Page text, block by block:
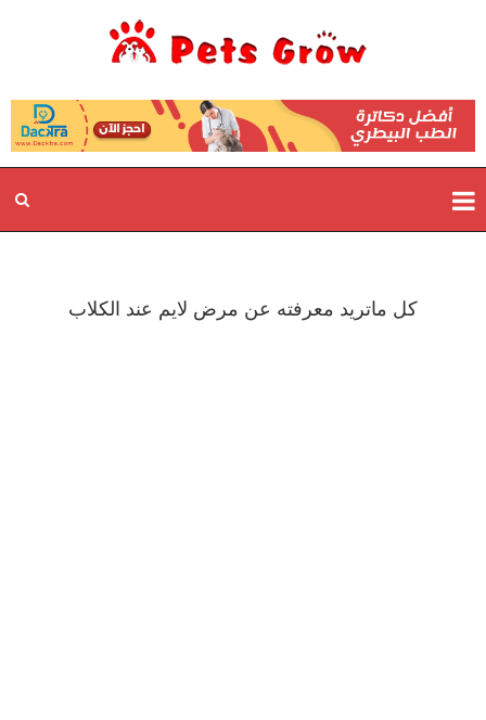
كل ماتريد معرفته عن مرض لايم عند الكلاب